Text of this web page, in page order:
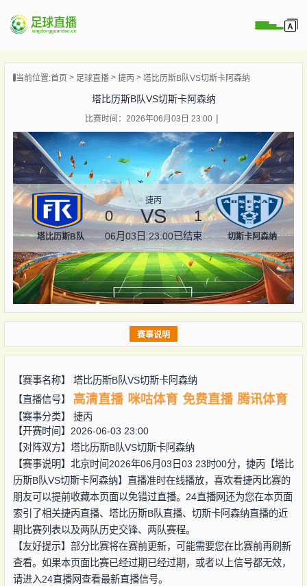
播
闻
当前位置:首页 足球直播 捷丙 塔比历斯B队VS切斯卡阿森纳
塔比历斯B队VS切斯卡阿森纳
比赛时间：2026年06月03日 23:00
塔比历斯B队
捷丙
0 VS 1
06月03日 23:00已结束 切斯卡阿森纳
赛事说明
【赛事名称】 塔比历斯B队VS切斯卡阿森纳
【直播信号】
高清直播 咪咕体育 免费直播 腾讯体育
【赛事分类】 捷丙
【开赛时间】2026-06-03 23:00
【对阵双方】 塔比历斯B队VS切斯卡阿森纳
【赛事说明】北京时间2026年06月03日03 23时00分，捷丙【塔比
历斯B队VS切斯卡阿森纳】直播准时在线播放，喜欢看捷丙比赛的
朋友可以提前收藏本页面以免错过直播。24直播网还为您在本页面
索引了相关捷丙直播、塔比历斯B队直播、切斯卡阿森纳直播的近
期比赛列表以及两队历史交锋、两队赛程。
【友好提示】部分比赛将在赛前更新，可能需要您在比赛前再刷新
查看。如果本页面比赛已经过期已经过期，或者以上信号都无效，
请进入24直播网查看最新直播信号。